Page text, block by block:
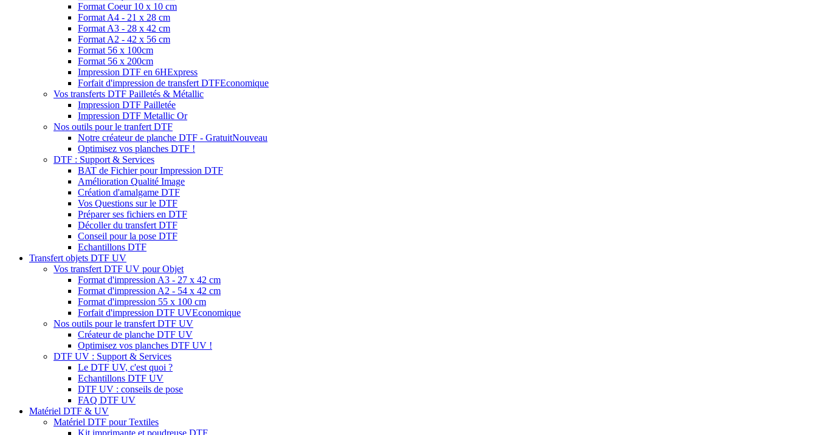
Format Coeur 10 x 10 cm
Format A4 - 21 x 28 cm
Format A3 - 28 x 42 cm
Format A2 - 42 x 56 cm
Format 56 x 100cm
Format 56 x 200cm
Impression DTF en 6HExpress
Forfait d'impression de transfert DTFEconomique
Vos transferts DTF Pailletés & Métallic
Impression DTF Pailletée
Impression DTF Metallic Or
Nos outils pour le tranfert DTF
Notre créateur de planche DTF - GratuitNouveau
Optimisez vos planches DTF !
DTF : Support & Services
BAT de Fichier pour Impression DTF
Amélioration Qualité Image
Création d'amalgame DTF
Vos Questions sur le DTF
Préparer ses fichiers en DTF
Décoller du transfert DTF
Conseil pour la pose DTF
Echantillons DTF
Transfert objets DTF UV
Vos transfert DTF UV pour Objet
Format d'impression A3 - 27 x 42 cm
Format d'impression A2 - 54 x 42 cm
Format d'impression 55 x 100 cm
Forfait d'impression DTF UVEconomique
Nos outils pour le transfert DTF UV
Créateur de planche DTF UV
Optimisez vos planches DTF UV !
DTF UV : Support & Services
Le DTF UV, c'est quoi ?
Echantillons DTF UV
DTF UV : conseils de pose
FAQ DTF UV
Matériel DTF & UV
Matériel DTF pour Textiles